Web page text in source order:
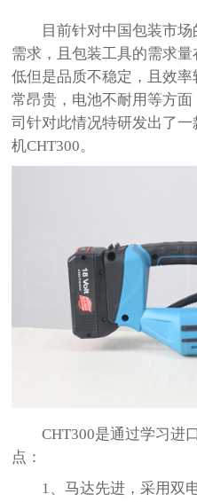
目前针对中国包装市
需求，且包装工具的需求
低但是品质不稳定，且效
常昂贵，电池不耐用等方
司针对此情况特研发出了
机CHT300。
CHT300是通过学习进
点：
1、马达先进，采用双